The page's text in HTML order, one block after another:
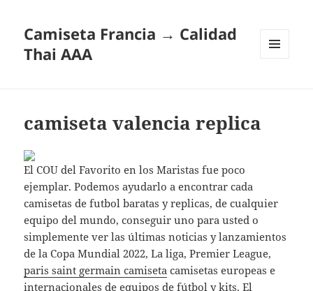
Camiseta Francia → Calidad
Thai AAA
camiseta valencia replica
El COU del Favorito en los Maristas fue poco
ejemplar. Podemos ayudarlo a encontrar cada
camisetas de futbol baratas y replicas, de cualquier
equipo del mundo, conseguir uno para usted o
simplemente ver las últimas noticias y lanzamientos
de la Copa Mundial 2022, La liga, Premier League,
paris saint germain camiseta camisetas europeas e
internacionales de equipos de fútbol y kits. El